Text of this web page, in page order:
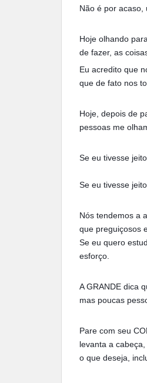
Não é por acaso,
Hoje olhando
de fazer, as
Eu acredito que
que de fato nos
Hoje, depois de
pessoas me
Se eu tivesse
Se eu tivesse
Nós tendemos a
que preguiçosos
Se eu quero
esforço.
A GRANDE dica
mas poucas
Pare com seu
levanta a
o que deseja,